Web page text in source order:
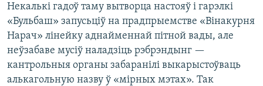
Некалькі гадоў таму вытворца настояў і гарэлкі
«Бульбаш» запусьціў на прадпрыемстве «Вінакурня
Нарач» лінейку аднайменнай пітной вады, але
неўзабаве мусіў наладзіць рэбрэндынг —
кантрольныя органы забаранілі выкарыстоўваць
алькагольную назву ў «мірных мэтах». Так